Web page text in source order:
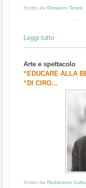
Scritto da Giovanni Teresi
...
Leggi tutto
Arte e spettacolo
“EDUCARE ALLA
“DI CIRO...
Scritto da Redazione